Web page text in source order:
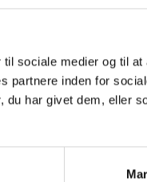
sociale medier og til at
partnere inden for
du har givet dem, eller
forpligtet til at stille en
fra det øjeblik,
videre til tilbudsgiver